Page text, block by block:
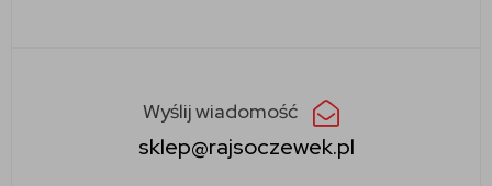
Wyślij wiadomość
sklep@rajsoczewek.pl